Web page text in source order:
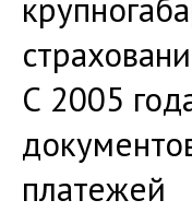
С 2005
платежей